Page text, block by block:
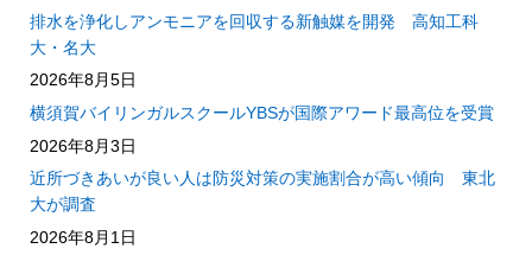
排水を浄化しアンモニアを回収する新触媒を開発 高知工科
大・名大
2026年8月5日
横須賀バイリンガルスクールYBSが国際アワード最高位を受賞
2026年8月3日
近所づきあいが良い人は防災対策の実施割合が高い傾向 東北
大が調査
2026年8月1日